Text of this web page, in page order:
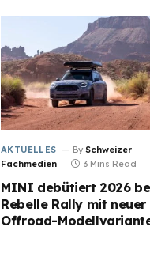
AKTUELLES By Schweizer
Fachmedien
3 Mins Read
MINI debütiert 2026
Rebelle Rally mit neuer
Offroad-